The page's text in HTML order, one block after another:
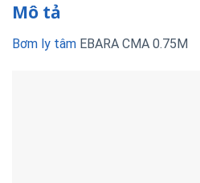
Mô tả
Bơm ly tâm EBARA CMA 0.75M